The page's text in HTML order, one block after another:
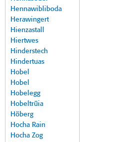
Hennawibliboda
Herawingert
Hienzastall
Hiertwes
Hinderstech
Hindertuas
Hobel
Hobel
Hobelegg
Hobeltrüia
Höberg
Hocha Rain
Hocha Zog